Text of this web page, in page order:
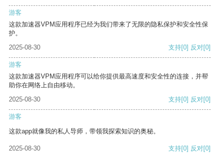
游客
这款加速器VPM应用程序已经为我们带来了无限的隐私保护和安全性保
护。
2025-08-30
支持[0] 反对[0]
游客
这款加速器VPM应用程序可以给你提供最高速度和安全性的连接，并帮
助你在网络上自由移动。
2025-08-30
支持[0] 反对[0]
游客
这款app就像我的私人导师，带领我探索知识的奥秘。
2025-08-30 支持[0] 反对[0]